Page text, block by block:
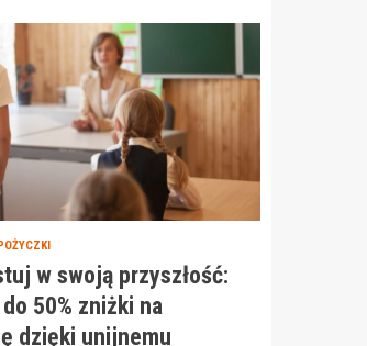
w swoją przyszłość:
50% zniżki na
dzięki unijnemu